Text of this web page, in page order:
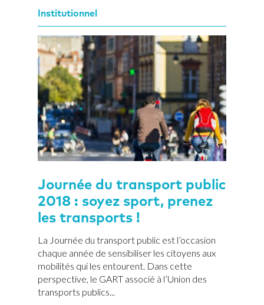
Institutionnel
Journée du transport public
2018 : soyez sport, prenez
les transports !
La Journée du transport public est l’occasion
chaque année de sensibiliser les citoyens aux
mobilités qui les entourent. Dans cette
perspective, le GART associé à l’Union des
transports publics...